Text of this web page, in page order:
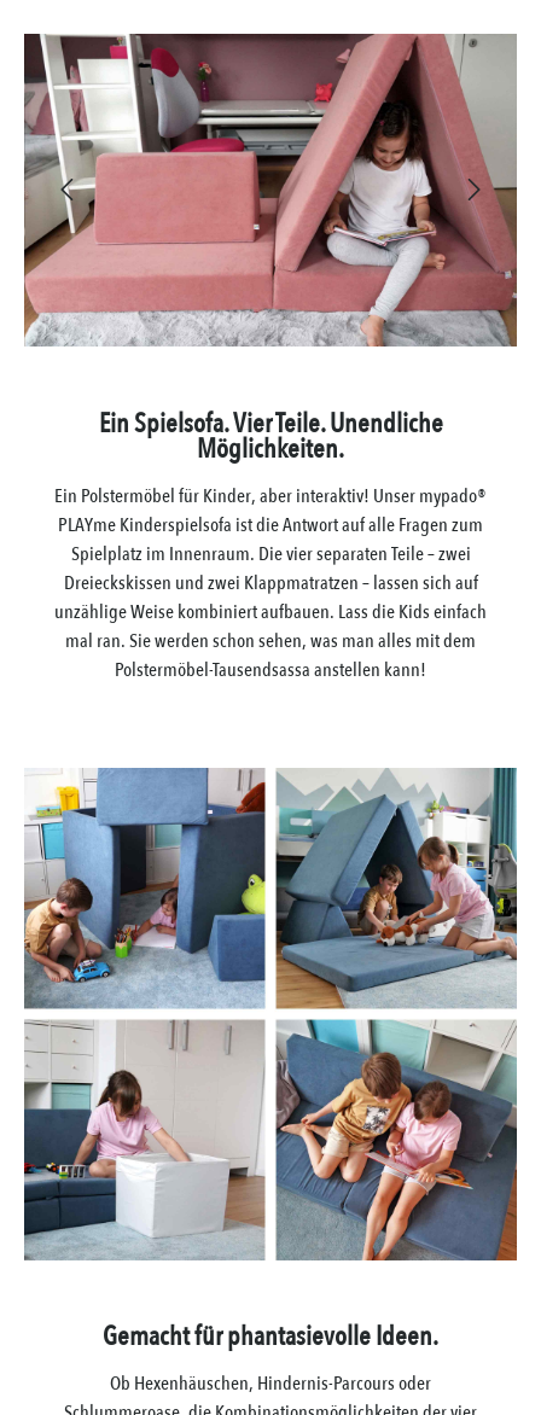
Bildergalerie überspringen
Ein Spielsofa. Vier Teile. Unendliche
Möglichkeiten.
Ein Polstermöbel für Kinder, aber interaktiv! Unser mypado®
PLAYme Kinderspielsofa ist die Antwort auf alle Fragen zum
Spielplatz im Innenraum. Die vier separaten Teile – zwei
Dreieckskissen und zwei Klappmatratzen – lassen sich auf
unzählige Weise kombiniert aufbauen. Lass die Kids einfach
mal ran. Sie werden schon sehen, was man alles mit dem
Polstermöbel-Tausendsassa anstellen kann!
Gemacht für phantasievolle Ideen.
Ob Hexenhäuschen, Hindernis-Parcours oder